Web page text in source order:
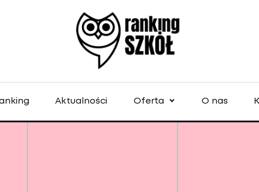
Aktualności Oferta O nas